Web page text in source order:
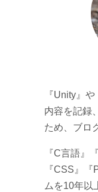
『Unity』
内容を記録
ため、ブロ
『C言語』
『CSS』
ムを10年以